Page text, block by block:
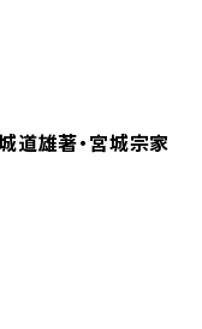
道雄著・宮城宗家